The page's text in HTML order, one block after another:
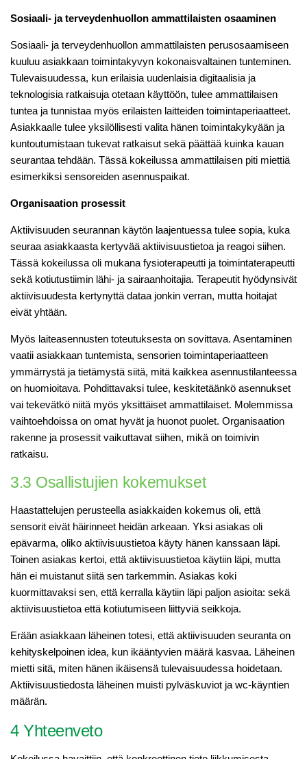
Sosiaali- ja terveydenhuollon ammattilaisten osaaminen
Sosiaali- ja terveydenhuollon ammattilaisten perusosaamiseen
kuuluu asiakkaan toimintakyvyn kokonaisvaltainen tunteminen.
Tulevaisuudessa, kun erilaisia uudenlaisia digitaalisia ja
teknologisia ratkaisuja otetaan käyttöön, tulee ammattilaisen
tuntea ja tunnistaa myös erilaisten laitteiden toimintaperiaatteet.
Asiakkaalle tulee yksilöllisesti valita hänen toimintakykyään ja
kuntoutumistaan tukevat ratkaisut sekä päättää kuinka kauan
seurantaa tehdään. Tässä kokeilussa ammattilaisen piti miettiä
esimerkiksi sensoreiden asennuspaikat.
Organisaation prosessit
Aktiivisuuden seurannan käytön laajentuessa tulee sopia, kuka
seuraa asiakkaasta kertyvää aktiivisuustietoa ja reagoi siihen.
Tässä kokeilussa oli mukana fysioterapeutti ja toimintaterapeutti
sekä kotiutustiimin lähi- ja sairaanhoitajia. Terapeutit hyödynsivät
aktiivisuudesta kertynyttä dataa jonkin verran, mutta hoitajat
eivät yhtään.
Myös laiteasennusten toteutuksesta on sovittava. Asentaminen
vaatii asiakkaan tuntemista, sensorien toimintaperiaatteen
ymmärrystä ja tietämystä siitä, mitä kaikkea asennustilanteessa
on huomioitava. Pohdittavaksi tulee, keskitetäänkö asennukset
vai tekevätkö niitä myös yksittäiset ammattilaiset. Molemmissa
vaihtoehdoissa on omat hyvät ja huonot puolet. Organisaation
rakenne ja prosessit vaikuttavat siihen, mikä on toimivin
ratkaisu.
3.3 Osallistujien kokemukset
Haastattelujen perusteella asiakkaiden kokemus oli, että
sensorit eivät häirinneet heidän arkeaan. Yksi asiakas oli
epävarma, oliko aktiivisuustietoa käyty hänen kanssaan läpi.
Toinen asiakas kertoi, että aktiivisuustietoa käytiin läpi, mutta
hän ei muistanut siitä sen tarkemmin. Asiakas koki
kuormittavaksi sen, että kerralla käytiin läpi paljon asioita: sekä
aktiivisuustietoa että kotiutumiseen liittyviä seikkoja.
Erään asiakkaan läheinen totesi, että aktiivisuuden seuranta on
kehityskelpoinen idea, kun ikääntyvien määrä kasvaa. Läheinen
mietti sitä, miten hänen ikäisensä tulevaisuudessa hoidetaan.
Aktiivisuustiedosta läheinen muisti pylväskuviot ja wc-käyntien
määrän.
4 Yhteenveto